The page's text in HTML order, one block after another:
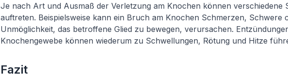
Je nach Art und Ausmaß der Verletzung am Knochen können verschiedene
auftreten. Beispielsweise kann ein Bruch am Knochen Schmerzen, Schwere
Unmöglichkeit, das betroffene Glied zu bewegen, verursachen.
Knochengewebe können wiederum zu Schwellungen, Rötung und Hitze
Fazit